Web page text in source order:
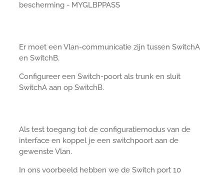
bescherming - MYGLBPPASS
Er moet een Vlan-communicatie zijn tussen SwitchA
en SwitchB.
Configureer een Switch-poort als trunk en sluit
SwitchA aan op SwitchB.
Als test toegang tot de configuratiemodus van de
interface en koppel je een switchpoort aan de
gewenste Vlan.
In ons voorbeeld hebben we de Switch port 10